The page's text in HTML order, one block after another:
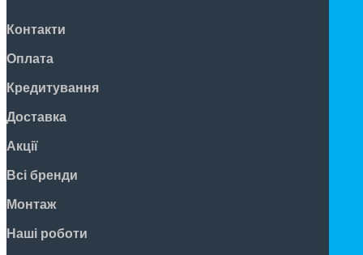
Контакти
Оплата
Кредитування
Доставка
Акції
Всі бренди
Монтаж
Наші роботи